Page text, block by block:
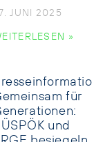
JUNI 2025
»
für
und